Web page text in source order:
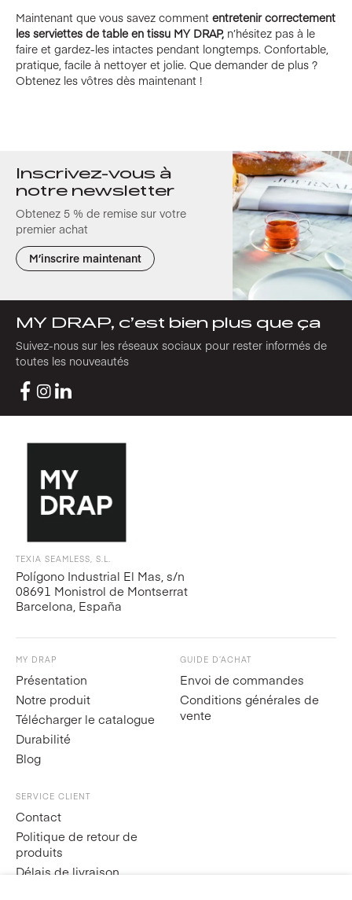
Maintenant que vous savez comment entretenir correctement
les serviettes de table en tissu MY DRAP, n’hésitez pas à le
faire et gardez-les intactes pendant longtemps. Confortable,
pratique, facile à nettoyer et jolie. Que demander de plus ?
Obtenez les vôtres dès maintenant !
Inscrivez-vous à
notre newsletter
Obtenez 5 % de remise sur votre
premier achat
M’inscrire maintenant
MY DRAP, c’est bien plus que ça
Suivez-nous sur les réseaux sociaux pour rester informés de
toutes les nouveautés
TEXIA SEAMLESS, S.L.
Polígono Industrial El Mas, s/n
08691 Monistrol de Montserrat
Barcelona, España
MY DRAP
Présentation
Notre produit
Télécharger le catalogue
Durabilité
Blog
GUIDE D’ACHAT
Envoi de commandes
Conditions générales de
vente
SERVICE CLIENT
Contact
Politique de retour de
produits
Délais de livraison